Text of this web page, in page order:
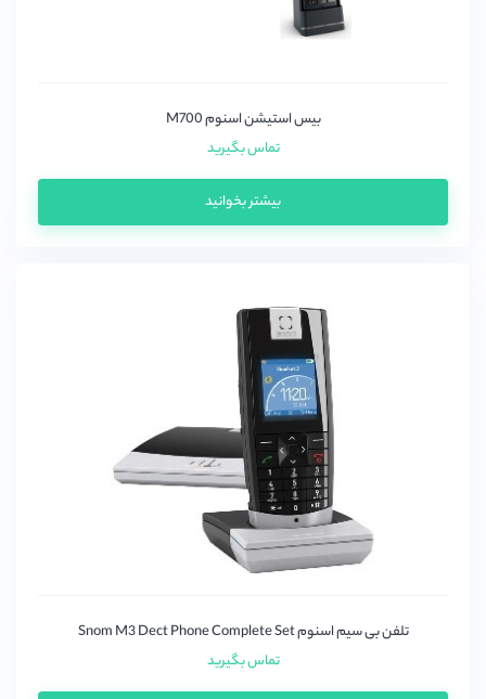
بیس استیشن اسنوم M700
تماس بگیرید
بیشتر بخوانید
تلفن بی سیم اسنوم Snom M3 Dect Phone Complete Set
تماس بگیرید